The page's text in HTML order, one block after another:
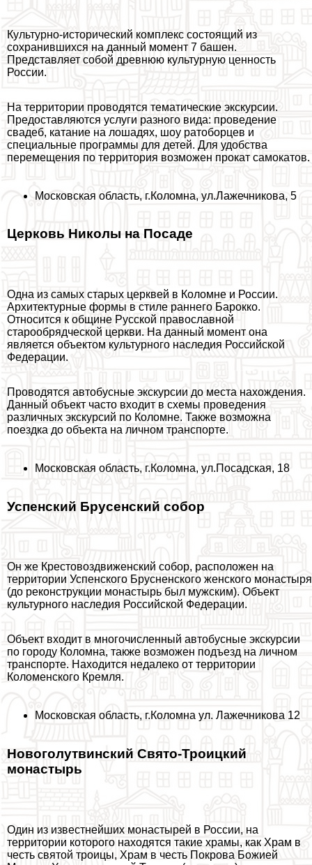
Культурно-исторический комплекс состоящий из
сохранившихся на данный момент 7 башен.
Представляет собой древнюю культурную ценность
России.
На территории проводятся тематические экскурсии.
Предоставляются услуги разного вида: проведение
свадеб, катание на лошадях, шоу ратоборцев и
специальные программы для детей. Для удобства
перемещения по территория возможен прокат самокатов.
Московская область, г.Коломна, ул.Лажечникова, 5
Церковь Николы на Посаде
Одна из самых старых церквей в Коломне и России.
Архитектурные формы в стиле раннего Барокко.
Относится к общине Русской православной
старообрядческой церкви. На данный момент она
является объектом культурного наследия Российской
Федерации.
Проводятся автобусные экскурсии до места нахождения.
Данный объект часто входит в схемы проведения
различных экскурсий по Коломне. Также возможна
поездка до объекта на личном трaнcпорте.
Московская область, г.Коломна, ул.Посадская, 18
Успенский Брусенский собор
Он же Крестовоздвиженский собор, расположен на
территории Успенского Брусненского женского монастыря
(до реконструкции монастырь был мужским). Объект
культурного наследия Российской Федерации.
Объект входит в многочисленный автобусные экскурсии
по городу Коломна, также возможен подъезд на личном
трaнcпорте. Находится недалеко от территории
Коломенского Кремля.
Московская область, г.Коломна ул. Лажечникова 12
Новоголутвинский Свято-Троицкий
монастырь
Один из известнейших монастырей в России, на
территории которого находятся такие храмы, как Храм в
честь святой троицы, Храм в честь Покрова Божией